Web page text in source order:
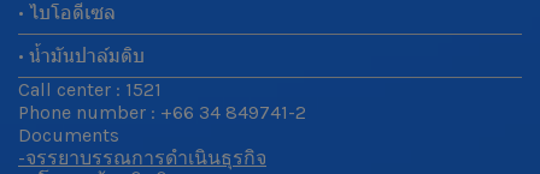
• ไบโอดีเซล
• น้ำมันปาล์มดิบ
Call center : 1521
Phone number : +66 34 849741-2
Documents
-จรรยาบรรณการดำเนินธุรกิจ